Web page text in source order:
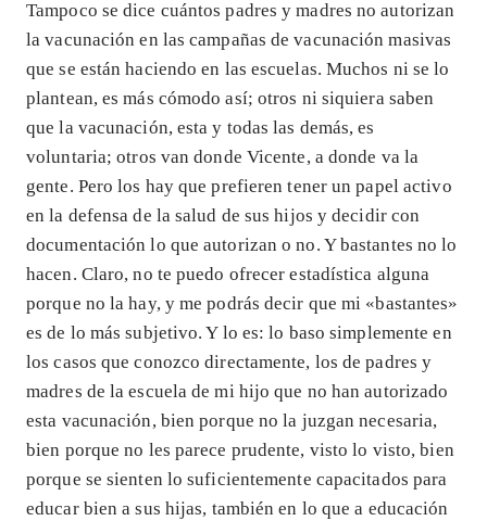
Tampoco se dice cuántos padres y madres no autorizan
la vacunación en las campañas de vacunación masivas
que se están haciendo en las escuelas. Muchos ni se lo
plantean, es más cómodo así; otros ni siquiera saben
que la vacunación, esta y todas las demás, es
voluntaria; otros van donde Vicente, a donde va la
gente. Pero los hay que prefieren tener un papel activo
en la defensa de la salud de sus hijos y decidir con
documentación lo que autorizan o no. Y bastantes no lo
hacen. Claro, no te puedo ofrecer estadística alguna
porque no la hay, y me podrás decir que mi «bastantes»
es de lo más subjetivo. Y lo es: lo baso simplemente en
los casos que conozco directamente, los de padres y
madres de la escuela de mi hijo que no han autorizado
esta vacunación, bien porque no la juzgan necesaria,
bien porque no les parece prudente, visto lo visto, bien
porque se sienten lo suficientemente capacitados para
educar bien a sus hijas, también en lo que a educación